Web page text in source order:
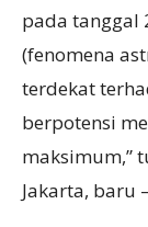
pada tanggal
(fenomena
terdekat
berpotensi
maksimum,”
Jakarta, baru